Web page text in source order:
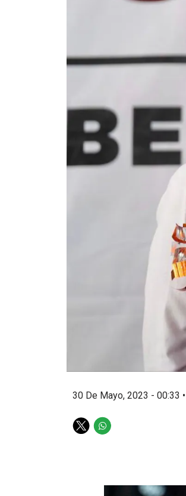
30 De Mayo, 2023 - 00:33 •
T
W